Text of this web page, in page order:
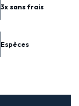
3x sans frais
Espèces